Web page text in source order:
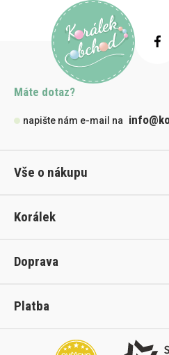
Máte dotaz?
napište nám e-mail na
Vše o nákupu
Korálek
Doprava
Platba